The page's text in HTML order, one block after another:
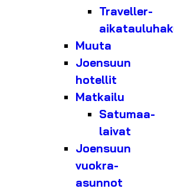
Traveller-
Muuta
Joensuun
hotellit
Matkailu
Satumaa-
laivat
Joensuun
vuokra-
asunnot